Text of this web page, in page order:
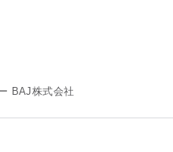
BAJ株式会社